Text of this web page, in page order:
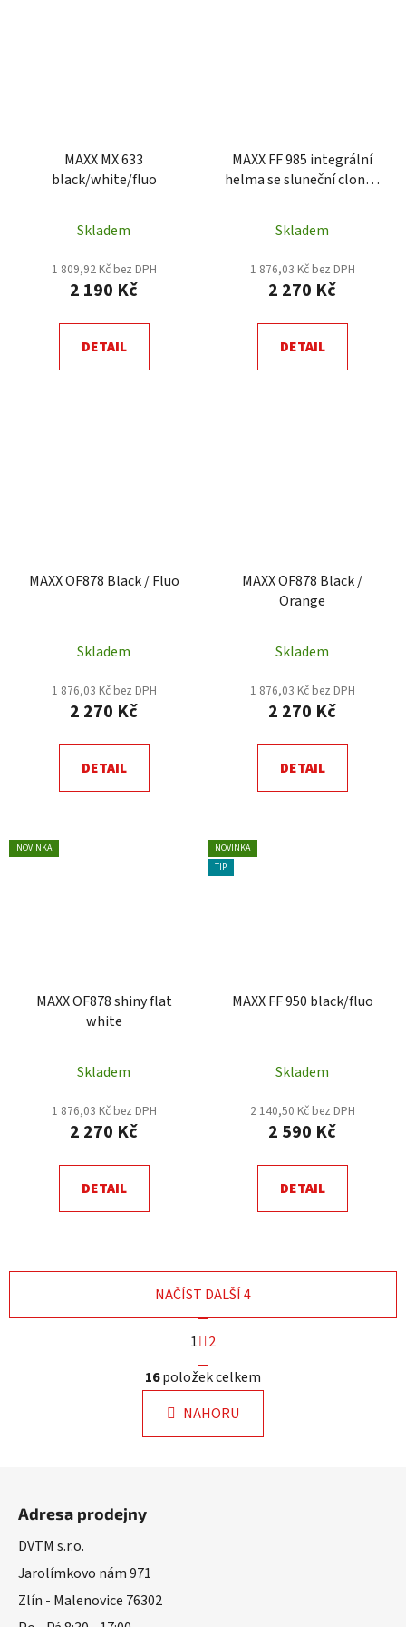
MAXX MX 633
black/white/fluo
Skladem
1 809,92 Kč bez DPH
2 190 Kč
DETAIL
MAXX FF 985 integrální
helma se sluneční clonou
Skladem
1 876,03 Kč bez DPH
2 270 Kč
DETAIL
MAXX OF878 Black / Fluo
Skladem
1 876,03 Kč bez DPH
2 270 Kč
DETAIL
MAXX OF878 Black /
Orange
Skladem
1 876,03 Kč bez DPH
2 270 Kč
DETAIL
NOVINKA
MAXX OF878 shiny flat
white
Skladem
1 876,03 Kč bez DPH
2 270 Kč
DETAIL
NOVINKA
TIP
MAXX FF 950 black/fluo
Skladem
2 140,50 Kč bez DPH
2 590 Kč
DETAIL
O
v
l
á
d
NAČÍST DALŠÍ 4
S
t
r
á
n
k
1
2
16položek celkem
NAHORU
Adresa prodejny
DVTM s.r.o.
Jarolímkovo nám 971
Zlín - Malenovice 76302